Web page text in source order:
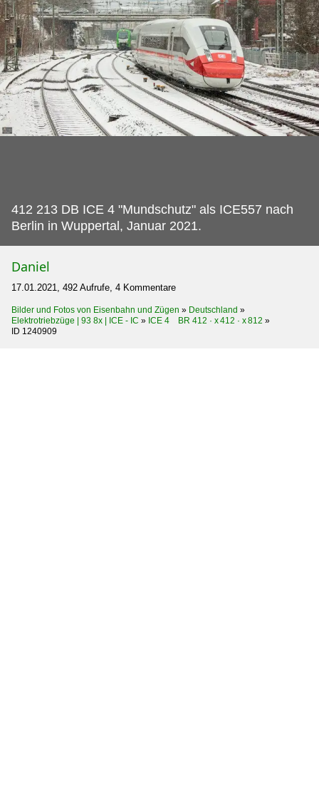
412 213 DB ICE 4 "Mundschutz" als ICE557 nach
Berlin in Wuppertal, Januar 2021.
Daniel
17.01.2021, 492 Aufrufe, 4 Kommentare
Bilder und Fotos von Eisenbahn und Zügen » Deutschland »
Elektrotriebzüge | 93 8x | ICE - IC » ICE 4 BR 412 · x 412 · x 812 »
ID 1240909